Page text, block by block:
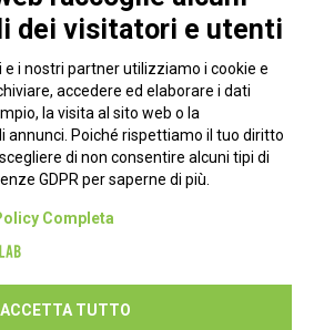
24 - 00198 Roma
Privacy Policy
dei visitatori e utenti
e i nostri partner utilizziamo i cookie e
accedere ed elaborare i dati
la visita al sito web o la
annunci. Poiché rispettiamo il tuo diritto
di non consentire alcuni tipi di
GDPR per saperne di più.
Completa
ACCETTA TUTTO